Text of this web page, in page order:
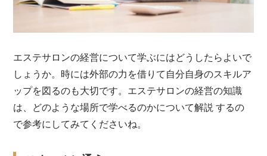
エステサロンの経営について学ぶにはどうしたらよいで
しょうか。時には外部の力を借りて自分自身のスキルア
ップを図るのも大切です。エステサロンの経営の知識
は、どのような場所で学べるのかについて解説 するの
で参考にしてみてくださいね。